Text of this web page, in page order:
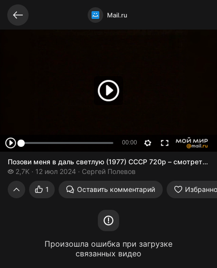
Видео открыто Mail.ru
Позови меня в даль светлую (1977) СССР 720р – смотреть
2,7K
2,7 тысяч просмотров
12 июл 2024 Сергей Полевов
1 Оставить комментарий
Произошла ошибка при загрузке
связанных видео